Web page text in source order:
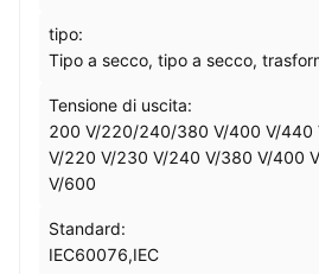
tipo:
Tipo a secco, tipo a secco,
Tensione di uscita:
200 V/220/240/380 V/400 V/440
V/220 V/230 V/240 V/380 V/400
V/600
Standard:
IEC60076,IEC